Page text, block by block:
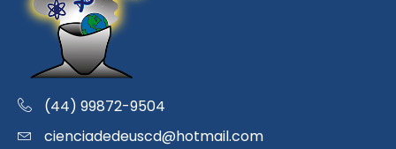
(44) 99872-9504
cienciadedeuscd@hotmail.com